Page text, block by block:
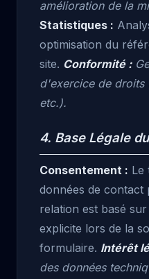
amélioration de la
Statistiques :
optimisation du
site. Conformité :
d'exercice de droits
etc.).
4. Base Légale
Consentement : Le
données de contact
relation est basé
explicite lors de la
formulaire. Intérêt
des données